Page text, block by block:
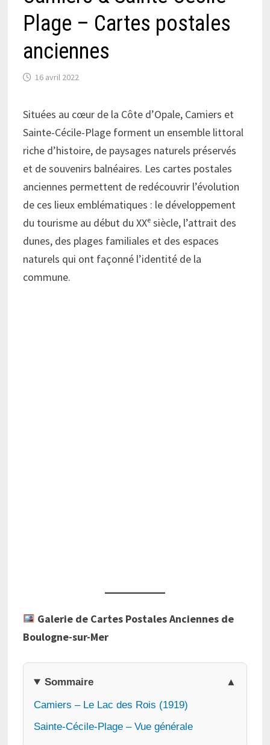
Plage – Cartes postales
anciennes
16 avril 2022
Situées au cœur de la Côte d’Opale, Camiers et
Sainte-Cécile-Plage forment un ensemble littoral
riche d’histoire, de paysages naturels préservés
et de souvenirs balnéaires. Les cartes postales
anciennes permettent de redécouvrir l’évolution
de ces lieux emblématiques : le développement
du tourisme au début du XXᵉ siècle, l’attrait des
dunes, des plages familiales et des espaces
naturels qui ont façonné l’identité de la
commune.
Galerie de Cartes Postales Anciennes de
Boulogne-sur-Mer
Sommaire
Camiers – Le Lac des Rois (1919)
Sainte-Cécile-Plage – Vue générale